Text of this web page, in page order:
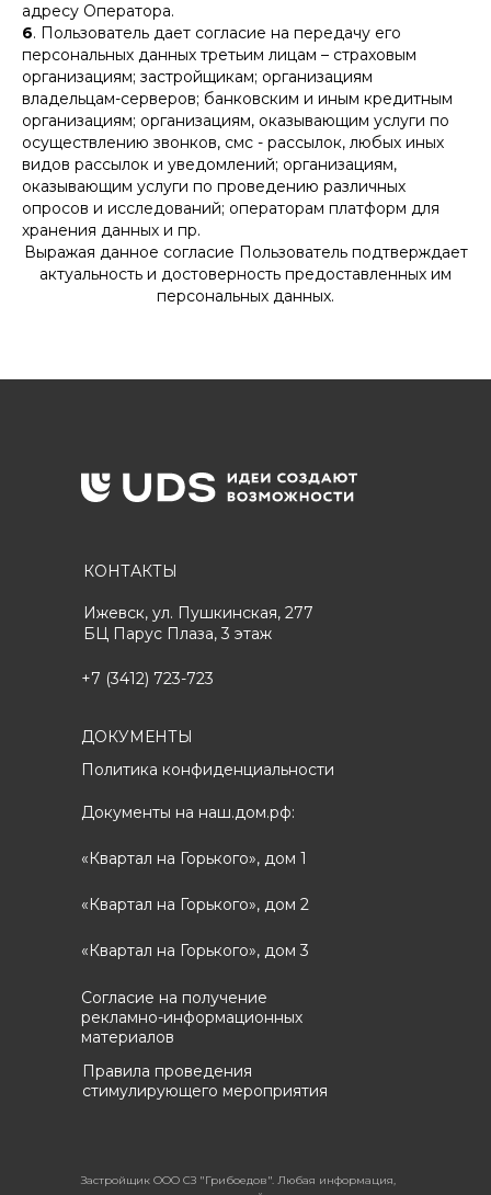
адресу Оператора.
6. Пользователь дает согласие на передачу его
персональных данных третьим лицам – страховым
организациям; застройщикам; организациям
владельцам-серверов; банковским и иным кредитным
организациям; организациям, оказывающим услуги по
осуществлению звонков, смс - рассылок, любых иных
видов рассылок и уведомлений; организациям,
оказывающим услуги по проведению различных
опросов и исследований; операторам платформ для
хранения данных и пр.
Выражая данное согласие Пользователь подтверждает
актуальность и достоверность предоставленных им
персональных данных.
КОНТАКТЫ
Ижевск, ул. Пушкинская, 277
БЦ Парус Плаза, 3 этаж
Застройщик ООО СЗ "Грибоедов". Любая информация,
ДОКУМЕНТЫ
Политика конфиденциальности
«Квартал на Горького», дом 3
Документы на наш.дом.рф:
«Квартал на Горького», дом 1
«Квартал на Горького», дом 2
+7 (3412) 723-723
Согласие на получение
рекламно-информационных
материалов
Правила проведения
стимулирующего мероприятия